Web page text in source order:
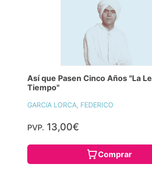
Así que Pasen Cinco Años "La
Tiempo"
GARCíA LORCA, FEDERICO
PVP. 13,00€
Comprar